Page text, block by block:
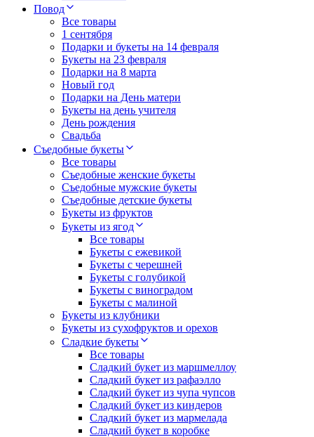
Повод
Все товары
1 сентября
Подарки и букеты на 14 февраля
Букеты на 23 февраля
Подарки на 8 марта
Новый год
Подарки на День матери
Букеты на день учителя
День рождения
Свадьба
Съедобные букеты
Все товары
Съедобные женские букеты
Съедобные мужские букеты
Съедобные детские букеты
Букеты из фруктов
Букеты из ягод
Все товары
Букеты с ежевикой
Букеты с черешней
Букеты с голубикой
Букеты с виноградом
Букеты с малиной
Букеты из клубники
Букеты из сухофруктов и орехов
Сладкие букеты
Все товары
Сладкий букет из маршмеллоу
Сладкий букет из рафаэлло
Сладкий букет из чупа чупсов
Сладкий букет из киндеров
Сладкий букет из мармелада
Сладкий букет в коробке